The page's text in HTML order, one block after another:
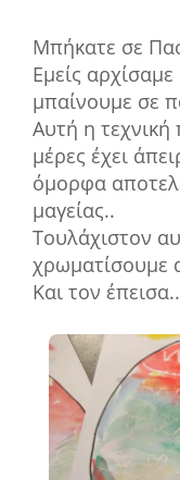
Μπήκατε σε
Εμείς
μπαίνουμε σε
Αυτή η τεχνική
μέρες έχει
όμορφα
μαγείας..
Τουλάχιστον
χρωματίσουμε
Και τον έπεισα..